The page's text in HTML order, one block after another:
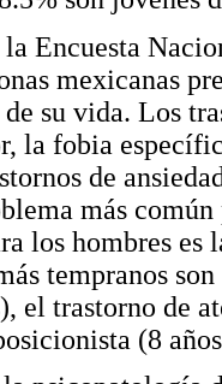
Encuesta
mexicanas
su vida. Los
la fobia
de
más
los hombres
tempranos
el trastorno de
(8